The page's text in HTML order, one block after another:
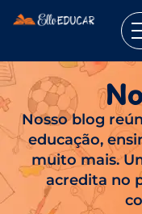
Nosso blog
educação,
muito mais.
acredita no